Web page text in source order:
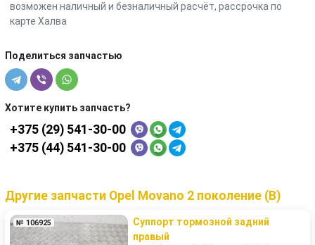
возможен наличный и безналичный расчёт, рассрочка по
карте Халва
Поделиться запчастью
Хотите купить запчасть?
+375 (29) 541-30-00
+375 (44) 541-30-00
Другие запчасти Opel Movano 2 поколение (B)
№ 106925
Суппорт тормозной задний
правый